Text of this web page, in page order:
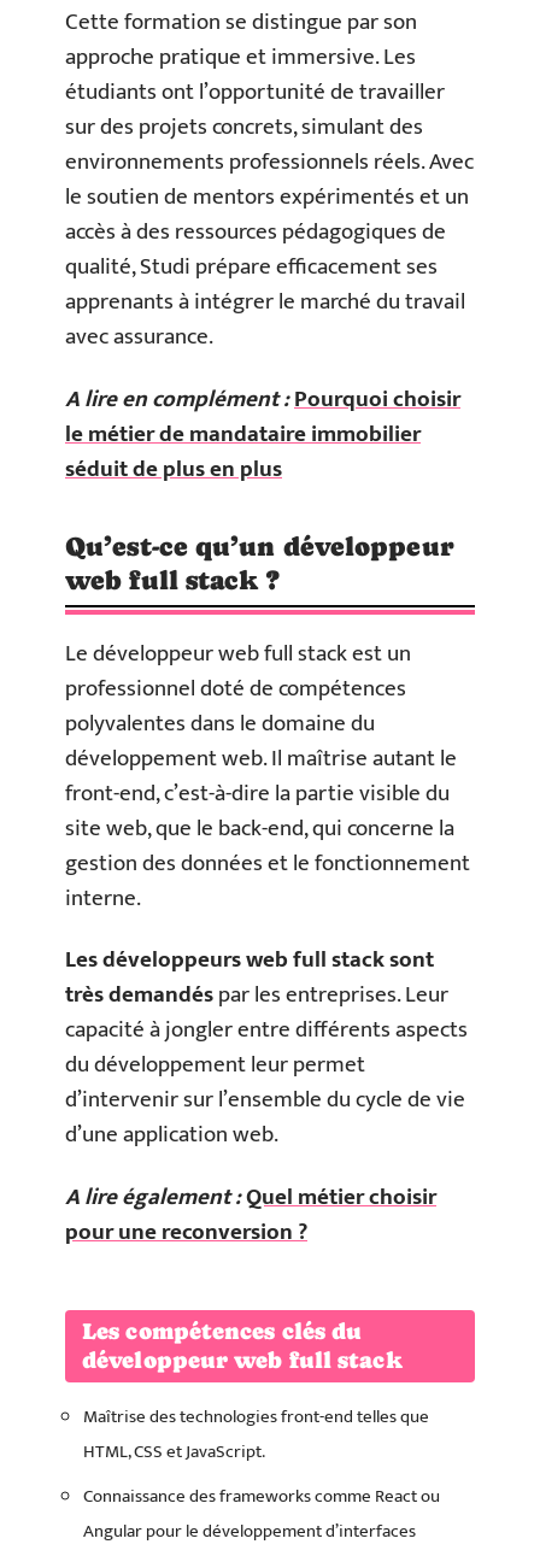
Cette formation se distingue par son
approche pratique et immersive. Les
étudiants ont l’opportunité de travailler
sur des projets concrets, simulant des
environnements professionnels réels. Avec
le soutien de mentors expérimentés et un
accès à des ressources pédagogiques de
qualité, Studi prépare efficacement ses
apprenants à intégrer le marché du travail
avec assurance.
A lire en complément :Pourquoi choisir
le métier de mandataire immobilier
séduit de plus en plus
Qu’est-ce qu’un développeur
web full stack ?
Le développeur web full stack est un
professionnel doté de compétences
polyvalentes dans le domaine du
développement web. Il maîtrise autant le
front-end, c’est-à-dire la partie visible du
site web, que le back-end, qui concerne la
gestion des données et le fonctionnement
interne.
Les développeurs web full stack sont
très demandéspar les entreprises. Leur
capacité à jongler entre différents aspects
du développement leur permet
d’intervenir sur l’ensemble du cycle de vie
d’une application web.
A lire également :Quel métier choisir
pour une reconversion ?
Les compétences clés du
développeur web full stack
Maîtrise des technologies front-end telles que
HTML, CSS et JavaScript.
Connaissance des frameworks comme React ou
Angular pour le développement d’interfaces